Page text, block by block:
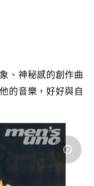
、神秘感的創作曲
的音樂，好好與自